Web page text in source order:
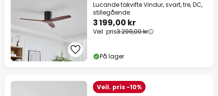
Lucande takvifte Vindur, svart, tre, DC,
stillegående
3 199,00 kr
Veil. pris3 299,00 kr
På lager
Veil. pris -10%